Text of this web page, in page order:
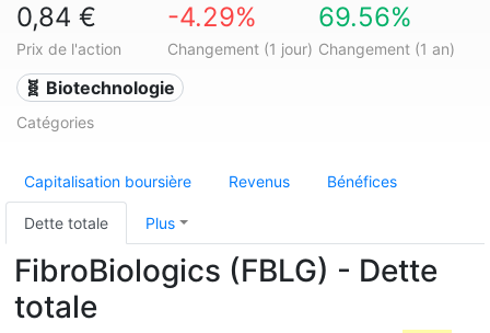
0,84 €
Prix de l'action
-4.29%
Changement (1 jour)
69.56%
Changement (1 an)
🧬 Biotechnologie
Catégories
Capitalisation boursière Revenus Bénéfices
Dette totale Plus
FibroBiologics (FBLG) - Dette
totale